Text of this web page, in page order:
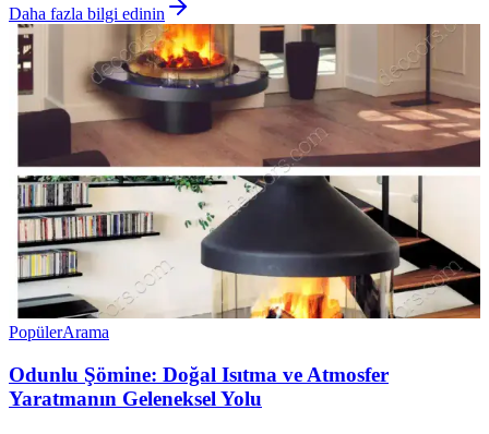
Daha fazla bilgi edinin
PopülerArama
Odunlu Şömine: Doğal Isıtma ve Atmosfer
Yaratmanın Geleneksel Yolu